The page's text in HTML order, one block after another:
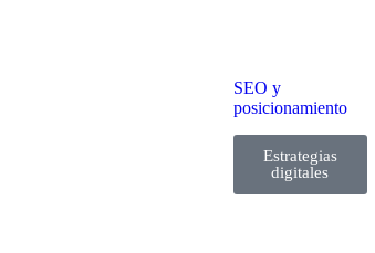
SEO y
posicionamiento
Estrategias
digitales